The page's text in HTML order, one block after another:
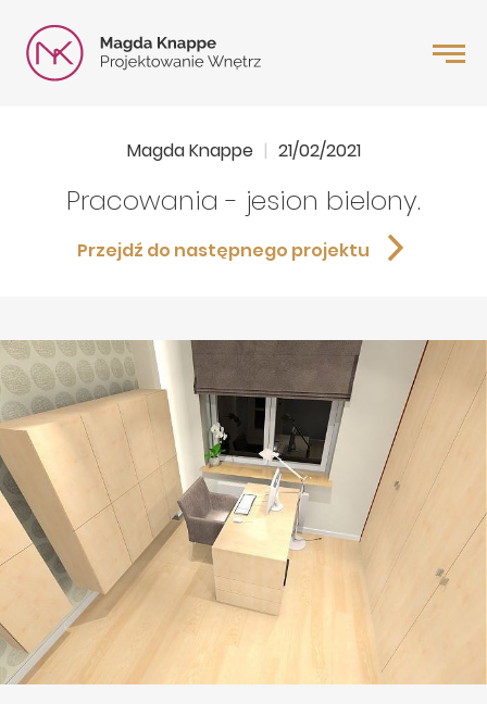
Magda Knappe 21/02/2021
Pracowania - jesion bielony.
Przejdź do następnego projektu